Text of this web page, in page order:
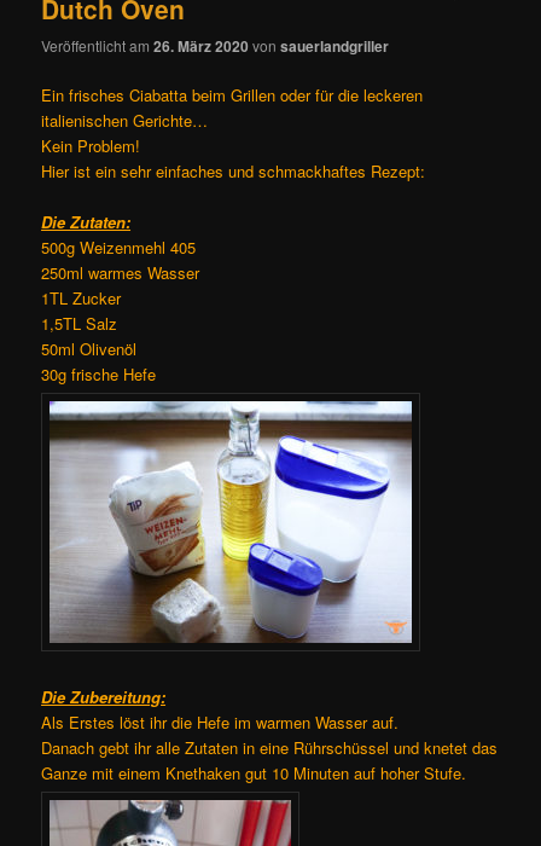
Dutch Oven
Veröffentlicht am26. März 2020vonsauerlandgriller
Ein frisches Ciabatta beim Grillen oder für die leckeren
italienischen Gerichte…
Kein Problem!
Hier ist ein sehr einfaches und schmackhaftes Rezept:
Die Zutaten:
500g Weizenmehl 405
250ml warmes Wasser
1TL Zucker
1,5TL Salz
50ml Olivenöl
30g frische Hefe
Die Zubereitung:
Als Erstes löst ihr die Hefe im warmen Wasser auf.
Danach gebt ihr alle Zutaten in eine Rührschüssel und knetet das
Ganze mit einem Knethaken gut 10 Minuten auf hoher Stufe.